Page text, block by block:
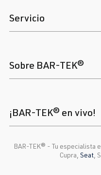
Servicio
Sobre BAR-TEK®
¡BAR-TEK® en vivo!
BAR-TEK®️ - Tu especialista
Cupra, Seat,